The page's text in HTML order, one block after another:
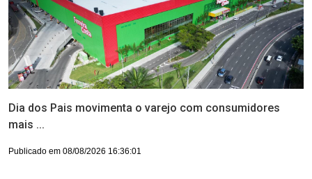
Dia dos Pais movimenta o varejo com consumidores
mais ...
Publicado em 08/08/2026 16:36:01